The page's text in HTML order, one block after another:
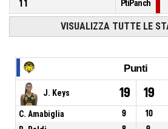
11
PtiPanch
VISUALIZZA TUTTE LE
Punti
J. Keys 19 19
C. Amabiglia 9 10